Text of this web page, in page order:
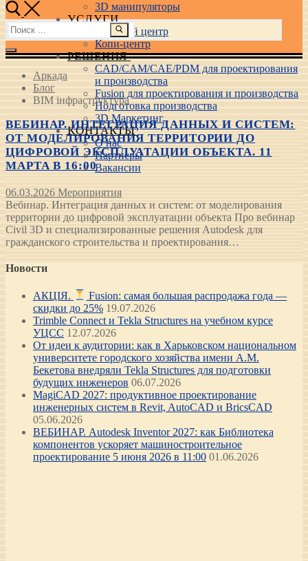
3D манипуляторы
УСЛУГИ
Учебный центр
Копи-центр
РЕШЕНИЯ
CAD/CAM/CAE/PDM для проектирования
и производства
Fusion для проектирования и производства
Подготовка производства
3D Маркетинг
КОНТАКТЫ
О нас
Партнеры
Вакансии
Найти:
Аркада
Блог
BIM інфраструктура
ВЕБИНАР. ИНТЕГРАЦИЯ ДАННЫХ И СИСТЕМ:
ОТ МОДЕЛИРОВАНИЯ ТЕРРИТОРИИ ДО
ЦИФРОВОЙ ЭКСПЛУАТАЦИИ ОБЪЕКТА. 11
МАРТА В 16:00
06.03.2026 Мероприятия
Вебинар. Интеграция данных и систем: от моделирования
территории до цифровой эксплуатации объекта Про вебинар
Civil 3D и специализированные решения Autodesk для
гражданского строительства и проектирования…
Новости
АКЦІЯ.
Fusion: самая большая распродажа года —
скидки до 25% 19.07.2026
Trimble Connect и Tekla Structures на учебном курсе
УЦСС 12.07.2026
От идеи к аудитории: как в Харьковском национальном
университете городского хозяйства имени А.М.
Бекетова внедряли Tekla Structures для подготовки
будущих инженеров 06.07.2026
MagiCAD 2027: продуктивное проектирование
инженерных систем в Revit, AutoCAD и BricsCAD
05.06.2026
ВЕБИНАР. Autodesk Inventor 2027: как Библиотека
компонентов ускоряет машиностроительное
проектирование 5 июня 2026 в 11:00 01.06.2026